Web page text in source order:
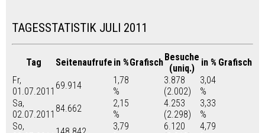
TAGESSTATISTIK JULI 2011
Tag Seitenaufrufe in %GrafischBesuche
(uniq.)
in % Grafisch
Fr,
01.07.2011
69.914
1,78
%
3.878
(2.002)
3,04
%
Sa,
02.07.2011
84.662
2,15
%
4.253
(2.298)
3,33
%
So,
3,79
6.120
4,79